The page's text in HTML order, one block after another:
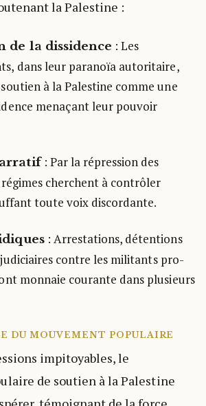
la Palestine :
de la dissidence : Les
dans leur paranoïa autoritaire,
à la Palestine comme une
menaçant leur pouvoir
: Par la répression des
régimes cherchent à contrôler
toute voix discordante.
: Arrestations, détentions
contre les militants pro-
monnaie courante dans plusieurs
DU MOUVEMENT POPULAIRE
impitoyables, le
de soutien à la Palestine